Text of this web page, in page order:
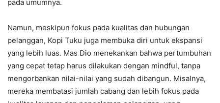
pada umumnya.
Namun, meskipun fokus pada kualitas dan hubungan
pelanggan, Kopi Tuku juga membuka diri untuk ekspansi
yang lebih luas. Mas Dio menekankan bahwa pertumbuhan
yang cepat tetap harus dilakukan dengan mindful, tanpa
mengorbankan nilai-nilai yang sudah dibangun. Misalnya,
mereka membatasi jumlah cabang dan lebih fokus pada